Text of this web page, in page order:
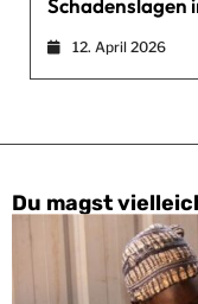
Schadenslagen
12. April 2026
Du magst